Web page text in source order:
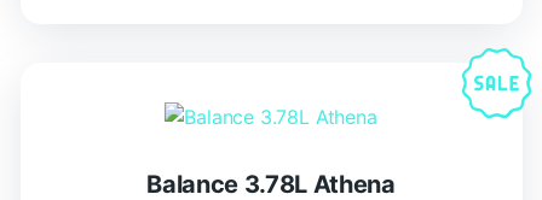
Balance 3.78L Athena